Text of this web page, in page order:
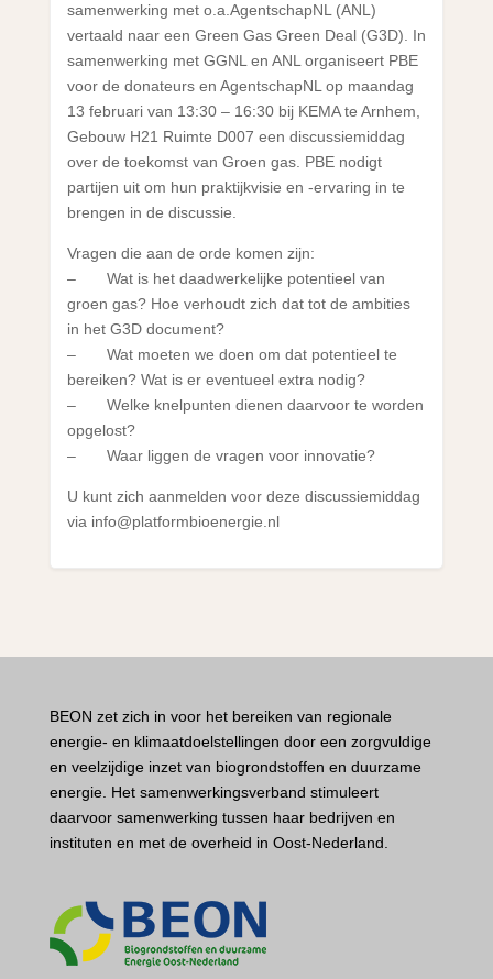
samenwerking met o.a.AgentschapNL (ANL)
vertaald naar een Green Gas Green Deal (G3D). In
samenwerking met GGNL en ANL organiseert PBE
voor de donateurs en AgentschapNL op maandag
13 februari van 13:30 – 16:30 bij KEMA te Arnhem,
Gebouw H21 Ruimte D007 een discussiemiddag
over de toekomst van Groen gas. PBE nodigt
partijen uit om hun praktijkvisie en -ervaring in te
brengen in de discussie.
Vragen die aan de orde komen zijn:
– Wat is het daadwerkelijke potentieel van
groen gas? Hoe verhoudt zich dat tot de ambities
in het G3D document?
– Wat moeten we doen om dat potentieel te
bereiken? Wat is er eventueel extra nodig?
– Welke knelpunten dienen daarvoor te worden
opgelost?
– Waar liggen de vragen voor innovatie?
U kunt zich aanmelden voor deze discussiemiddag
via info@platformbioenergie.nl
BEON zet zich in voor het bereiken van regionale
energie- en klimaatdoelstellingen door een zorgvuldige
en veelzijdige inzet van biogrondstoffen en duurzame
energie. Het samenwerkingsverband stimuleert
daarvoor samenwerking tussen haar bedrijven en
instituten en met de overheid in Oost-Nederland.